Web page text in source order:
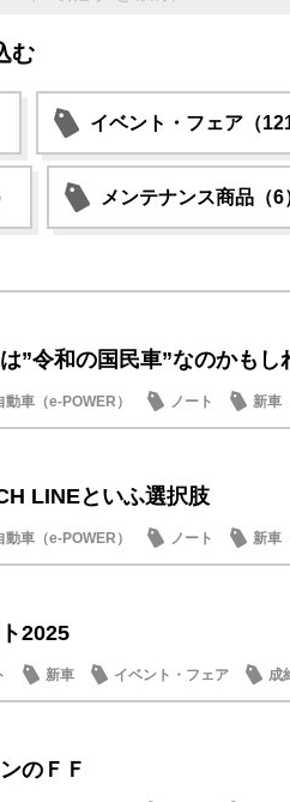
む
イベント・フェア（
メンテナンス商品（6
”令和の国民車”なのかもし
動車（e-POWER） ノート 新車
LINEといふ選択肢
動車（e-POWER） ノート 新車
2025
新車 イベント・フェア 成
のＦＦ